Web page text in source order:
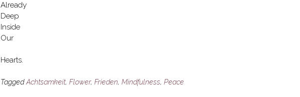
Already
Deep
Inside
Our
Hearts.
TaggedAchtsamkeit,Flower,Frieden,Mindfulness,Peace